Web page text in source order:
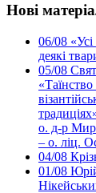
Нові
06/08
деякі
05/08
о. д-р
– о. ліц.
04/08
01/08